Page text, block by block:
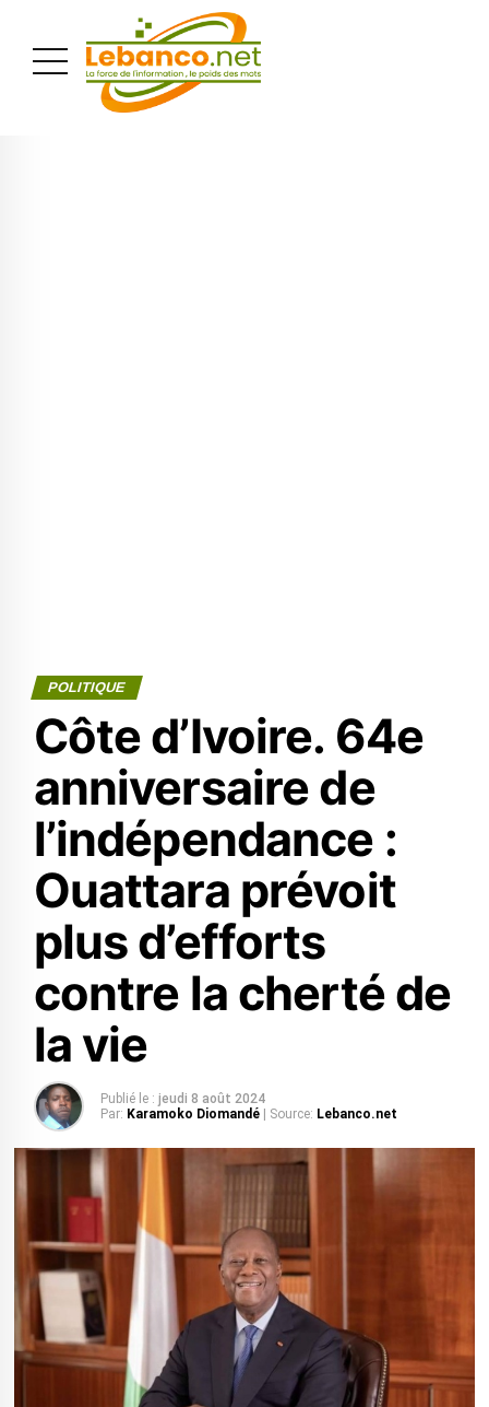
POLITIQUE
Côte d’Ivoire. 64e
anniversaire de
l’indépendance :
Ouattara prévoit
plus d’efforts
contre la cherté de
la vie
Publié le : jeudi 8 août 2024
Par: Karamoko Diomandé | Source: Lebanco.net